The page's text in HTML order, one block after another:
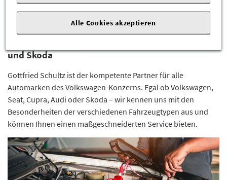
und können Ihnen eine fachgerechte Beratung und
Durchführung sicherstellen.
und Skoda
Gottfried Schultz ist der kompetente Partner für alle
Automarken des Volkswagen-Konzerns. Egal ob Volkswagen,
Seat, Cupra, Audi oder Skoda – wir kennen uns mit den
Besonderheiten der verschiedenen Fahrzeugtypen aus und
können Ihnen einen maßgeschneiderten Service bieten.
Alle Cookies akzeptieren